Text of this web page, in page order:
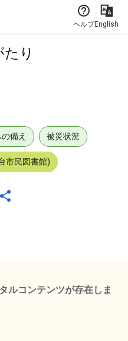
ヘルプEnglish
り
備え 被災状況
市民図書館)
ルコンテンツが存在しま